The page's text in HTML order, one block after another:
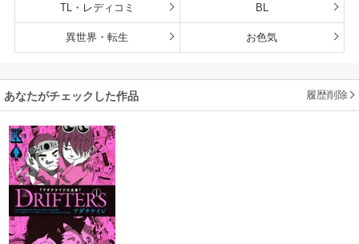
TL・レディコミ BL
異世界・転生 お色気
あなたがチェックした作品 履歴削除